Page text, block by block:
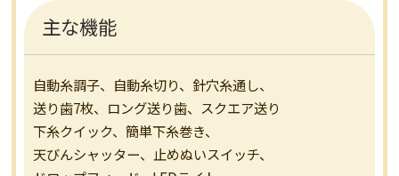
主な機能
自動糸調子、自動糸切り、針穴糸通し、
送り歯7枚、ロング送り歯、スクエア送り
下糸クイック、簡単下糸巻き、
天びんシャッター、止めぬいスイッチ、